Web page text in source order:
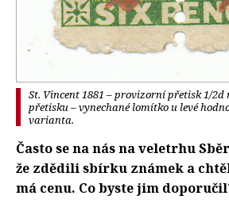
St. Vincent 1881 – provizorní přetisk 1/2d
přetisku – vynechané lomítko u levé
varianta.
Často se na nás na veletrhu
že zdědili sbírku známek a
má cenu. Co byste jim